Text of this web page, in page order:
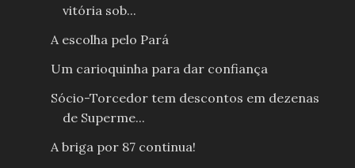
vitória sob...
A escolha pelo Pará
Um carioquinha para dar confiança
Sócio-Torcedor tem descontos em dezenas
de Superme...
A briga por 87 continua!